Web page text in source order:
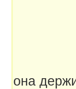
она